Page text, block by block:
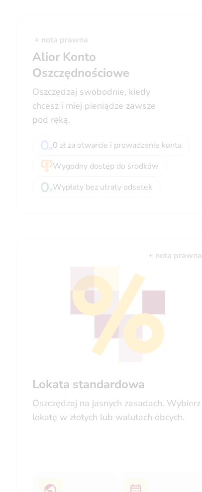
+ nota prawna
Alior Konto
Oszczędnościowe
Oszczędzaj swobodnie, kiedy
chcesz i miej pieniądze zawsze
pod ręką.
0 zł za otwarcie i prowadzenie konta
Wygodny dostęp do środków
Wypłaty bez utraty odsetek
+ nota prawna
Lokata standardowa
Oszczędzaj na jasnych zasadach. Wybierz
lokatę w złotych lub walutach obcych.